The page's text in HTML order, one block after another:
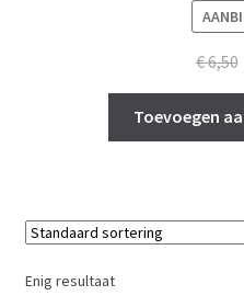
€6,50
Toevoegen
Enig resultaat